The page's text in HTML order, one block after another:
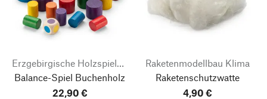
Erzgebirgische Holzspielwaren Ebert
Balance-Spiel Buchenholz
22,90 €
Raketenmodellbau Klima
Raketenschutzwatte
4,90 €